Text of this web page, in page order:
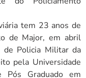
tem 23 anos de
de Major, em abril
de Policia Militar da
pela Universidade
Pós Graduado em